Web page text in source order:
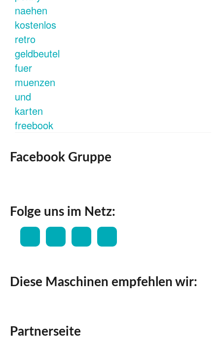
Facebook Gruppe
Folge uns im Netz:
Diese Maschinen empfehlen wir:
Partnerseite